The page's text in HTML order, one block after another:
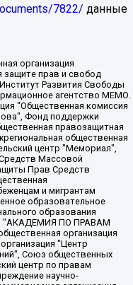
7822/ данные
Общество с ограниченной ответственностью "Данное сообщение", Общество с ограниченной ответственностью Издательский дом "Новая глава", Айнбиндер Александра Александровна, Московский комьюнити-центр для ЛГБТ+инициатив, Благотворительный фонд развития филантропии, Deutsche Welle (Германия, Kurt-Schumacher-Strasse 3, 53113 Bonn), Борзунова Мария Михайловна, Воробьев Виктор Викторович, Голубева Анна Львовна, Константинова Алла Михайловна, Малкова Ирина Владимировна, Мурадов Мурад Абдулгалимович, Осетинская Елизавета Николаевна, Понасенков Евгений Николаевич, Ганапольский Матвей Юрьевич, Киселев Евгений Алексеевич, Борухович Ирина Григорьевна, Дремин Иван Тимофеевич, Дубровский Дмитрий Викторович, Красноярская региональная общественная организация поддержки и развития альтернативных образовательных технологий и межкультурных коммуникаций "ИНТЕРРА", Маяковская Екатерина Алексеевна, Фейгин Марк Захарович, Филимонов Андрей Викторович, Дзугкоева Регина Николаевна, Доброхотов Роман Александрович, Дудь Юрий Александрович, Елкин Сергей Владимирович, Кругликов Кирилл Игоревич, Сабунаева Мария Леонидовна, Семенов Алексей Владимирович, Шаинян Карен Багратович, Шульман Екатерина Михайловна, Асафьев Артур Валерьевич, Вахштайн Виктор Семенович, Венедиктов Алексей Алексеевич, Лушникова Екатерина Евгеньевна, Волков Леонид Михайлович, Невзоров Александр Глебович, Пархоменко Сергей Борисович, Сироткин Ярослав Николаевич, Кара-Мурза Владимир Владимирович, Баранова Наталья Владимировна, Гозман Леонид Яковлевич, Кагарлицкий Борис Юльевич, Климарев Михаил Валерьевич, Милов Владимир Станиславович, Автономная некоммерческая организация Краснодарский центр современного искусства "Типография", Моргенштерн Алишер Тагирович, Соболь Любовь Эдуардовна, Общество с ограниченной ответственностью "ЛИЗА НОРМ", Каспаров Гарри Кимович, Ходорковский Михаил Борисович, Общество с ограниченной ответственностью "Апрельские тезисы", Данилович Ирина Брониславовна, Кашин Олег Владимирович, Петров Николай Владимирович, Пивоваров Алексей Владимирович, Соколов Михаил Владимирович, Цветкова Юлия Владимировна, Чичваркин Евгений Александрович, Комитет против пыток/Команда против пыток, Общество с ограниченной ответственностью "Первый научный", Общество с ограниченной ответственностью "Вертолет и ко", Белоцерковская Вероника Борисовна, Кац Максим Евгеньевич, Лазарева Татьяна Юрьевна, Шаведдинов Руслан Табризович, Яшин Илья Валерьевич, Общество с ограниченной ответственностью "Иноагент ААВ", Алешковский Дмитрий Петрович, Альбац Евгения Марковна, Быков Дмитрий Львович, Галямина Юлия Евгеньевна, Лойко Сергей Леонидович, Мартынов Кирилл Константинович, Медведев Сергей Александрович, Крашенинников Федор Геннадиевич, Гордеева Катерина Вл